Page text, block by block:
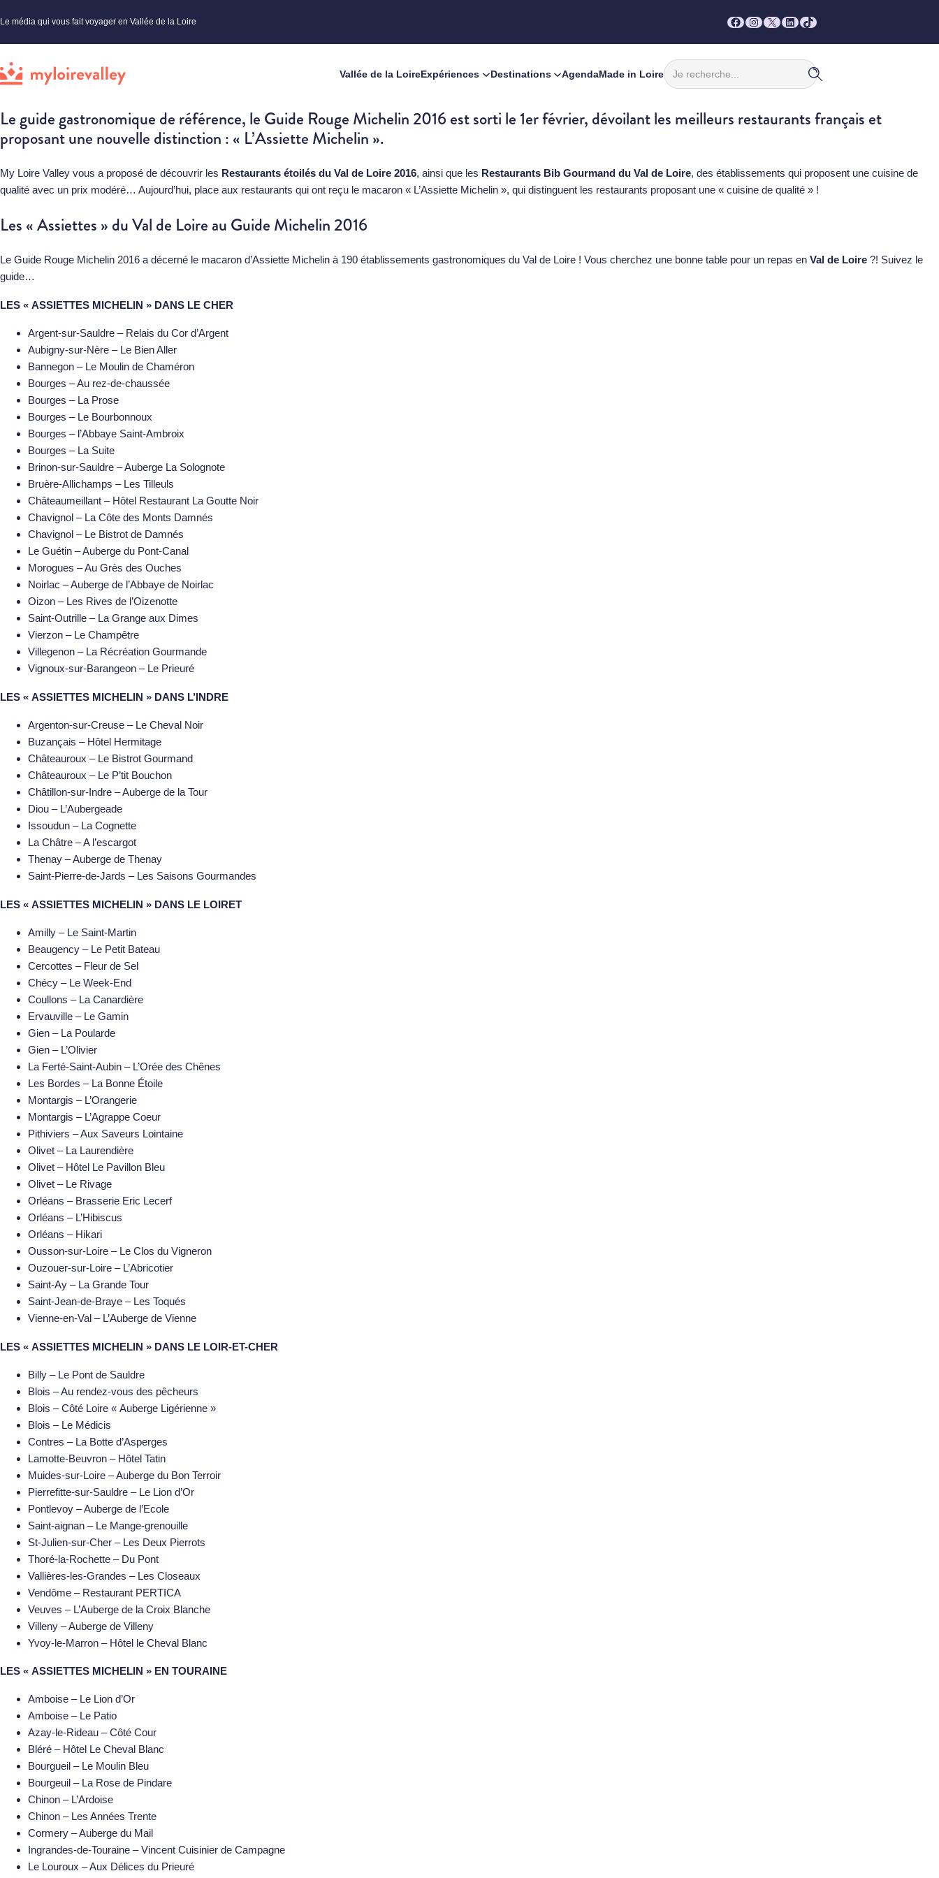
Le média qui vous fait voyager en Vallée de la Loire Facebook
Instagram
X LinkedIn
TikTok
Vallée de la LoireExpériences Destinations AgendaMade in Loire
Rechercher
Le guide gastronomique de référence, le Guide Rouge Michelin 2016 est sorti le 1er février, dévoilant les meilleurs restaurants français et
proposant une nouvelle distinction : « L’Assiette Michelin ».
My Loire Valley vous a proposé de découvrir les Restaurants étoilés du Val de Loire 2016, ainsi que les Restaurants Bib Gourmand du Val de Loire, des établissements qui proposent une cuisine de
qualité avec un prix modéré… Aujourd’hui, place aux restaurants qui ont reçu le macaron « L’Assiette Michelin », qui distinguent les restaurants proposant une « cuisine de qualité » !
Les « Assiettes » du Val de Loire au Guide Michelin 2016
Le Guide Rouge Michelin 2016 a décerné le macaron d’Assiette Michelin à 190 établissements gastronomiques du Val de Loire ! Vous cherchez une bonne table pour un repas en Val de Loire ?! Suivez le
guide…
LES « ASSIETTES MICHELIN » DANS LE CHER
Argent-sur-Sauldre – Relais du Cor d’Argent
Aubigny-sur-Nère – Le Bien Aller
Bannegon – Le Moulin de Chaméron
Bourges – Au rez-de-chaussée
Bourges – La Prose
Bourges – Le Bourbonnoux
Bourges – l’Abbaye Saint-Ambroix
Bourges – La Suite
Brinon-sur-Sauldre – Auberge La Solognote
Bruère-Allichamps – Les Tilleuls
Châteaumeillant – Hôtel Restaurant La Goutte Noir
Chavignol – La Côte des Monts Damnés
Chavignol – Le Bistrot de Damnés
Le Guétin – Auberge du Pont-Canal
Morogues – Au Grès des Ouches
Noirlac – Auberge de l’Abbaye de Noirlac
Oizon – Les Rives de l’Oizenotte
Saint-Outrille – La Grange aux Dimes
Vierzon – Le Champêtre
Villegenon – La Récréation Gourmande
Vignoux-sur-Barangeon – Le Prieuré
LES « ASSIETTES MICHELIN » DANS L’INDRE
Argenton-sur-Creuse – Le Cheval Noir
Buzançais – Hôtel Hermitage
Châteauroux – Le Bistrot Gourmand
Châteauroux – Le P’tit Bouchon
Châtillon-sur-Indre – Auberge de la Tour
Diou – L’Aubergeade
Issoudun – La Cognette
La Châtre – A l’escargot
Thenay – Auberge de Thenay
Saint-Pierre-de-Jards – Les Saisons Gourmandes
LES « ASSIETTES MICHELIN » DANS LE LOIRET
Amilly – Le Saint-Martin
Beaugency – Le Petit Bateau
Cercottes – Fleur de Sel
Chécy – Le Week-End
Coullons – La Canardière
Ervauville – Le Gamin
Gien – La Poularde
Gien – L’Olivier
La Ferté-Saint-Aubin – L’Orée des Chênes
Les Bordes – La Bonne Étoile
Montargis – L’Orangerie
Montargis – L’Agrappe Coeur
Pithiviers – Aux Saveurs Lointaine
Olivet – La Laurendière
Olivet – Hôtel Le Pavillon Bleu
Olivet – Le Rivage
Orléans – Brasserie Eric Lecerf
Orléans – L’Hibiscus
Orléans – Hikari
Ousson-sur-Loire – Le Clos du Vigneron
Ouzouer-sur-Loire – L’Abricotier
Saint-Ay – La Grande Tour
Saint-Jean-de-Braye – Les Toqués
Vienne-en-Val – L’Auberge de Vienne
LES « ASSIETTES MICHELIN » DANS LE LOIR-ET-CHER
Billy – Le Pont de Sauldre
Blois – Au rendez-vous des pêcheurs
Blois – Côté Loire « Auberge Ligérienne »
Blois – Le Médicis
Contres – La Botte d’Asperges
Lamotte-Beuvron – Hôtel Tatin
Muides-sur-Loire – Auberge du Bon Terroir
Pierrefitte-sur-Sauldre – Le Lion d’Or
Pontlevoy – Auberge de l’Ecole
Saint-aignan – Le Mange-grenouille
St-Julien-sur-Cher – Les Deux Pierrots
Thoré-la-Rochette – Du Pont
Vallières-les-Grandes – Les Closeaux
Vendôme – Restaurant PERTICA
Veuves – L’Auberge de la Croix Blanche
Villeny – Auberge de Villeny
Yvoy-le-Marron – Hôtel le Cheval Blanc
LES « ASSIETTES MICHELIN » EN TOURAINE
Amboise – Le Lion d’Or
Amboise – Le Patio
Azay-le-Rideau – Côté Cour
Bléré – Hôtel Le Cheval Blanc
Bourgueil – Le Moulin Bleu
Bourgeuil – La Rose de Pindare
Chinon – L’Ardoise
Chinon – Les Années Trente
Cormery – Auberge du Mail
Ingrandes-de-Touraine – Vincent Cuisinier de Campagne
Le Louroux – Aux Délices du Prieuré